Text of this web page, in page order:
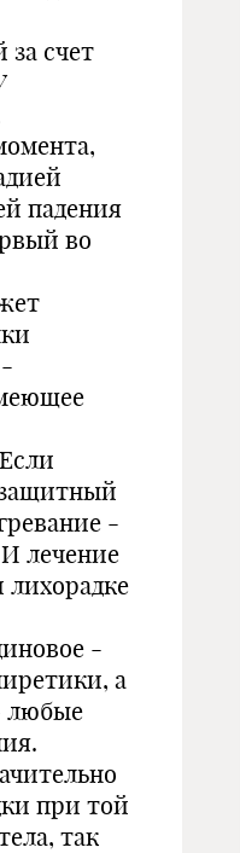
за счет
падения
во
-
лечение
лихорадке
-
а
любые
при той
так